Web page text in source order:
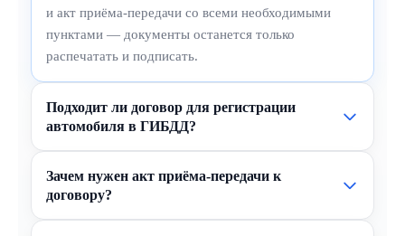
и акт приёма-передачи со всеми необходимыми
пунктами — документы останется только
распечатать и подписать.
Подходит ли договор для регистрации
автомобиля в ГИБДД?
Зачем нужен акт приёма-передачи к
договору?